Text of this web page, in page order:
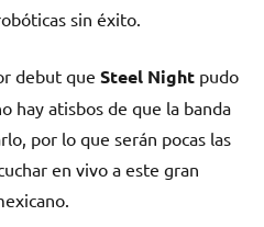
sin éxito.
debut que Steel Night pudo
hay atisbos de que la banda
por lo que serán pocas las
en vivo a este gran